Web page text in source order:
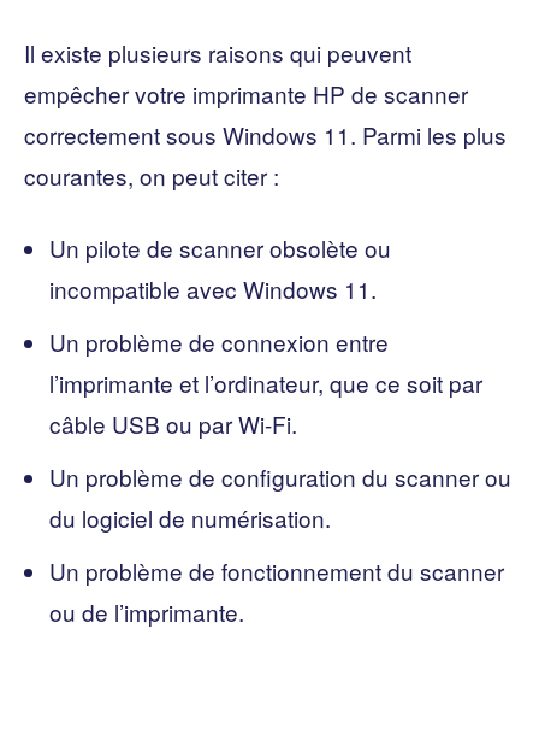
Il existe plusieurs raisons qui peuvent
empêcher votre imprimante HP de scanner
correctement sous Windows 11. Parmi les plus
courantes, on peut citer :
Un pilote de scanner obsolète ou
incompatible avec Windows 11.
Un problème de connexion entre
l’imprimante et l’ordinateur, que ce soit par
câble USB ou par Wi-Fi.
Un problème de configuration du scanner ou
du logiciel de numérisation.
Un problème de fonctionnement du scanner
ou de l’imprimante.